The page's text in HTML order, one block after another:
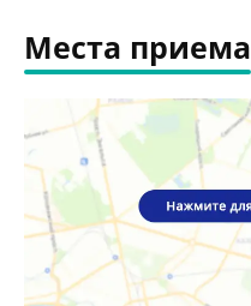
Места приема